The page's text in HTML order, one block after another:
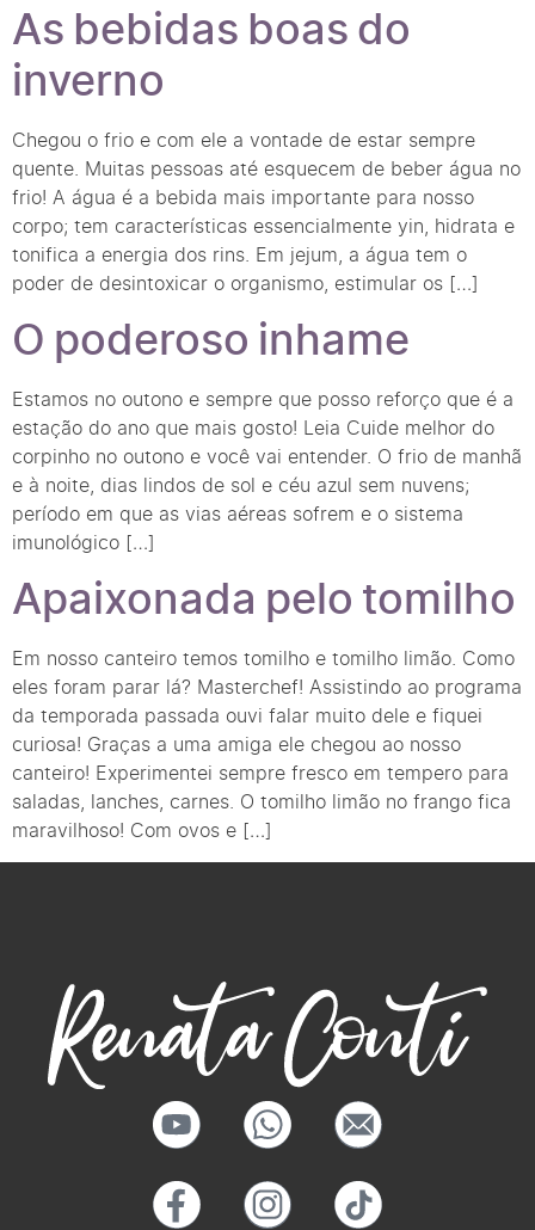
As bebidas boas do
inverno
Chegou o frio e com ele a vontade de estar sempre
quente. Muitas pessoas até esquecem de beber água no
frio! A água é a bebida mais importante para nosso
corpo; tem características essencialmente yin, hidrata e
tonifica a energia dos rins. Em jejum, a água tem o
poder de desintoxicar o organismo, estimular os […]
O poderoso inhame
Estamos no outono e sempre que posso reforço que é a
estação do ano que mais gosto! Leia Cuide melhor do
corpinho no outono e você vai entender. O frio de manhã
e à noite, dias lindos de sol e céu azul sem nuvens;
período em que as vias aéreas sofrem e o sistema
imunológico […]
Apaixonada pelo tomilho
Em nosso canteiro temos tomilho e tomilho limão. Como
eles foram parar lá? Masterchef! Assistindo ao programa
da temporada passada ouvi falar muito dele e fiquei
curiosa! Graças a uma amiga ele chegou ao nosso
canteiro! Experimentei sempre fresco em tempero para
saladas, lanches, carnes. O tomilho limão no frango fica
maravilhoso! Com ovos e […]